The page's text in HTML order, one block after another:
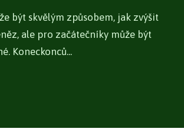
být skvělým způsobem, jak zvýšit
ale pro začátečníky může být
Koneckonců...